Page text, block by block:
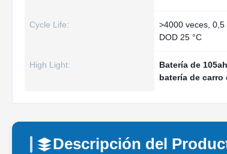
Cycle Life:
>4000 veces, 0,5
DOD 25 °C
High Light: Batería de
batería de carro
Descripción del